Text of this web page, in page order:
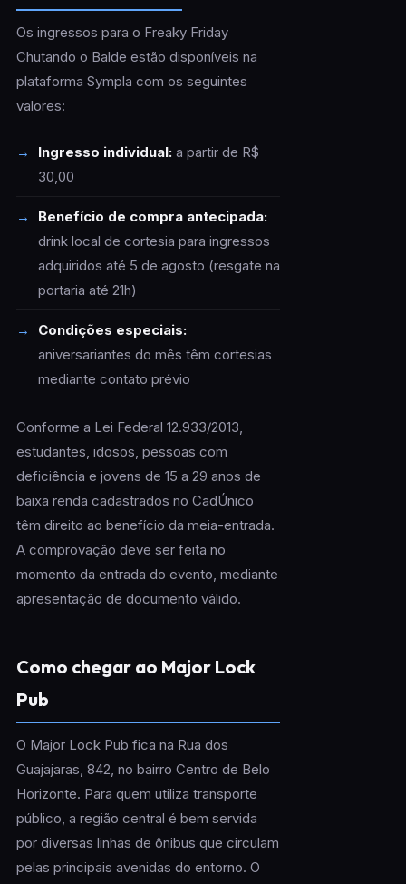
Os ingressos para o Freaky Friday
Chutando o Balde estão disponíveis na
plataforma Sympla com os seguintes
valores:
Ingresso individual:a partir de R$
30,00
Benefício de compra antecipada:
drink local de cortesia para ingressos
adquiridos até 5 de agosto (resgate na
portaria até 21h)
Condições especiais:
aniversariantes do mês têm cortesias
mediante contato prévio
Conforme a Lei Federal 12.933/2013,
estudantes, idosos, pessoas com
deficiência e jovens de 15 a 29 anos de
baixa renda cadastrados no CadÚnico
têm direito ao benefício da meia-entrada.
A comprovação deve ser feita no
momento da entrada do evento, mediante
apresentação de documento válido.
Como chegar ao Major Lock
Pub
O Major Lock Pub fica na Rua dos
Guajajaras, 842, no bairro Centro de Belo
Horizonte. Para quem utiliza transporte
público, a região central é bem servida
por diversas linhas de ônibus que circulam
pelas principais avenidas do entorno. O